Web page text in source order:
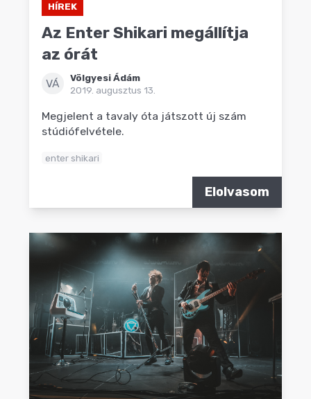
HÍREK
Az Enter Shikari megállítja
az órát
VÁ
Völgyesi Ádám
2019. augusztus 13.
Megjelent a tavaly óta játszott új szám
stúdiófelvétele.
enter shikari
Elolvasom